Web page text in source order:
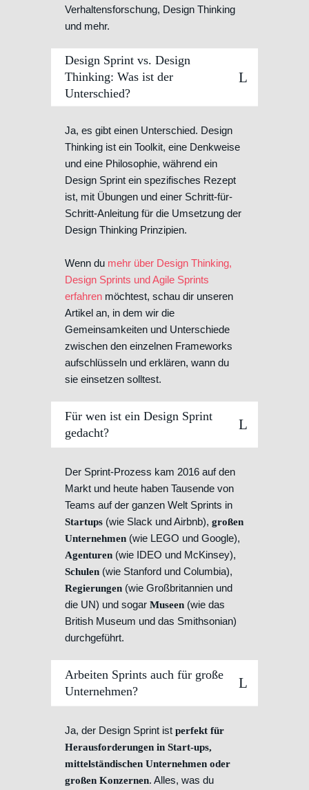
Verhaltensforschung, Design Thinking
und mehr.
Design Sprint vs. Design
Thinking: Was ist der
Unterschied?
Ja, es gibt einen Unterschied. Design
Thinking ist ein Toolkit, eine Denkweise
und eine Philosophie, während ein
Design Sprint ein spezifisches Rezept
ist, mit Übungen und einer Schritt-für-
Schritt-Anleitung für die Umsetzung der
Design Thinking Prinzipien.
Wenn du mehr über Design Thinking,
Design Sprints und Agile Sprints
erfahren möchtest, schau dir unseren
Artikel an, in dem wir die
Gemeinsamkeiten und Unterschiede
zwischen den einzelnen Frameworks
aufschlüsseln und erklären, wann du
sie einsetzen solltest.
Für wen ist ein Design Sprint
gedacht?
Der Sprint-Prozess kam 2016 auf den
Markt und heute haben Tausende von
Teams auf der ganzen Welt Sprints in
Startups (wie Slack und Airbnb), großen
Unternehmen (wie LEGO und Google),
Agenturen (wie IDEO und McKinsey),
Schulen (wie Stanford und Columbia),
Regierungen (wie Großbritannien und
die UN) und sogar Museen (wie das
British Museum und das Smithsonian)
durchgeführt.
Arbeiten Sprints auch für große
Unternehmen?
Ja, der Design Sprint ist perfekt für
Herausforderungen in Start-ups,
mittelständischen Unternehmen oder
großen Konzernen. Alles, was du